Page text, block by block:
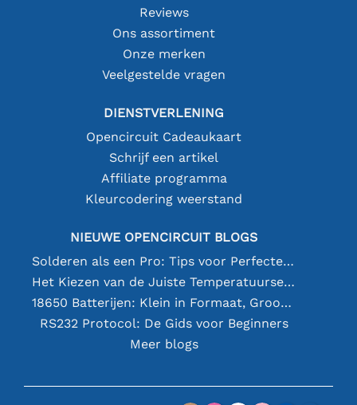
Reviews
Ons assortiment
Onze merken
Veelgestelde vragen
DIENSTVERLENING
Opencircuit Cadeaukaart
Schrijf een artikel
Affiliate programma
Kleurcodering weerstand
NIEUWE OPENCIRCUIT BLOGS
Solderen als een Pro: Tips voor Perfecte Elektronische Verbindingen
Het Kiezen van de Juiste Temperatuursensor [youtube]
18650 Batterijen: Klein in Formaat, Groot in Prestatie
RS232 Protocol: De Gids voor Beginners
Meer blogs